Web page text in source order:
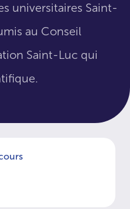
universitaires Saint-
au Conseil
Saint-Luc qui